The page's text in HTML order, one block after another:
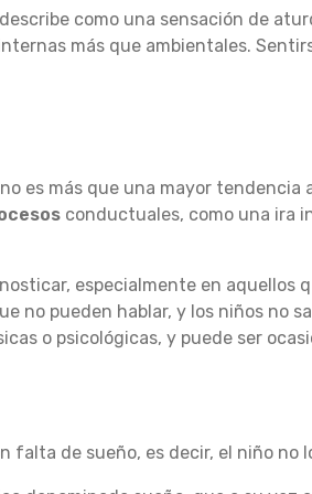
como una sensación de
más que ambientales.
es más que una mayor tendencia
conductuales, como una ira
especialmente en aquellos
no pueden hablar, y los niños no
o psicológicas, y puede ser
de sueño, es decir, el niño no